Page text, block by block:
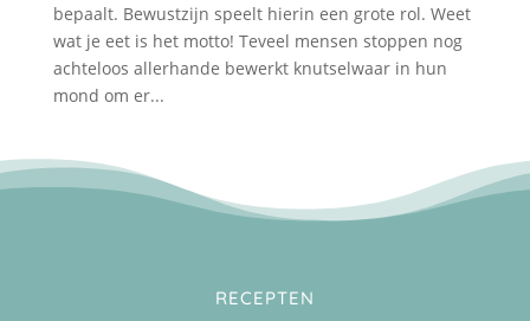
bepaalt. Bewustzijn speelt hierin een grote rol. Weet
wat je eet is het motto! Teveel mensen stoppen nog
achteloos allerhande bewerkt knutselwaar in hun
mond om er...
RECEPTEN